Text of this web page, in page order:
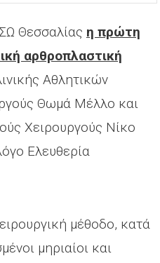
Θεσσαλίας η πρώτη
αρθροπλαστική
Αθλητικών
Θωμά Μέλλο και
Χειρουργούς Νίκο
Ελευθερία
μέθοδο, κατά
μηριαίοι και